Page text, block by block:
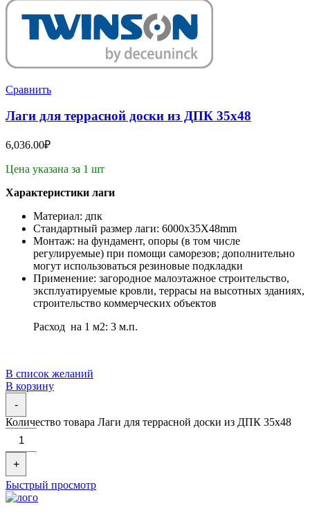
Сравнить
Лаги для террасной доски из ДПК 35х48
6,036.00₽
Цена указана за 1 шт
Характеристики лаги
Материал: дпк
Стандартный размер лаги: 6000x35X48mm
Монтаж: на фундамент, опоры (в том числе
регулируемые) при помощи саморезов; дополнительно
могут использоваться резиновые подкладки
Применение: загородное малоэтажное строительство,
эксплуатируемые кровли, террасы на высотных зданиях,
строительство коммерческих объектов
Расход на 1 м2: 3 м.п.
В список желаний
В корзину
-
Количество товара Лаги для террасной доски из ДПК 35х48
+
Быстрый просмотр